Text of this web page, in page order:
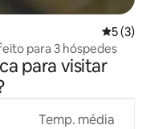
5 de
5 (3)
perfeito para 3 hóspedes
para visitar
Temp. média